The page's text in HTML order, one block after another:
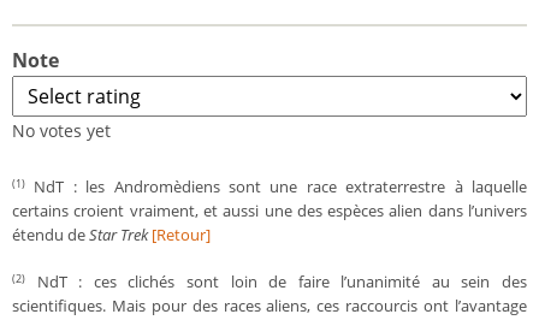
Note
No votes yet
(1)
NdT : les Andromèdiens sont une race extraterrestre à laquelle
certains croient vraiment, et aussi une des espèces alien dans l’univers
étendu deStar Trek[Retour]
(2)
NdT : ces clichés sont loin de faire l’unanimité au sein des
scientifiques. Mais pour des races aliens, ces raccourcis ont l’avantage